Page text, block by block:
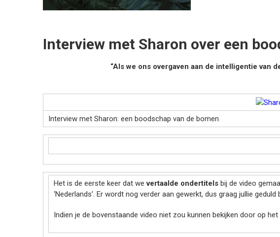
Interview met Sharon over een
“Als we ons overgaven aan de intelligentie van
Interview met Sharon: een boodschap van de bomen
Het is de eerste keer dat wevertaalde ondertitels bij de video
‘Nederlands’. Er wordt nog verder aan gewerkt, dus graag jullie
Indien je de bovenstaande video niet zou kunnen bekijken door op het